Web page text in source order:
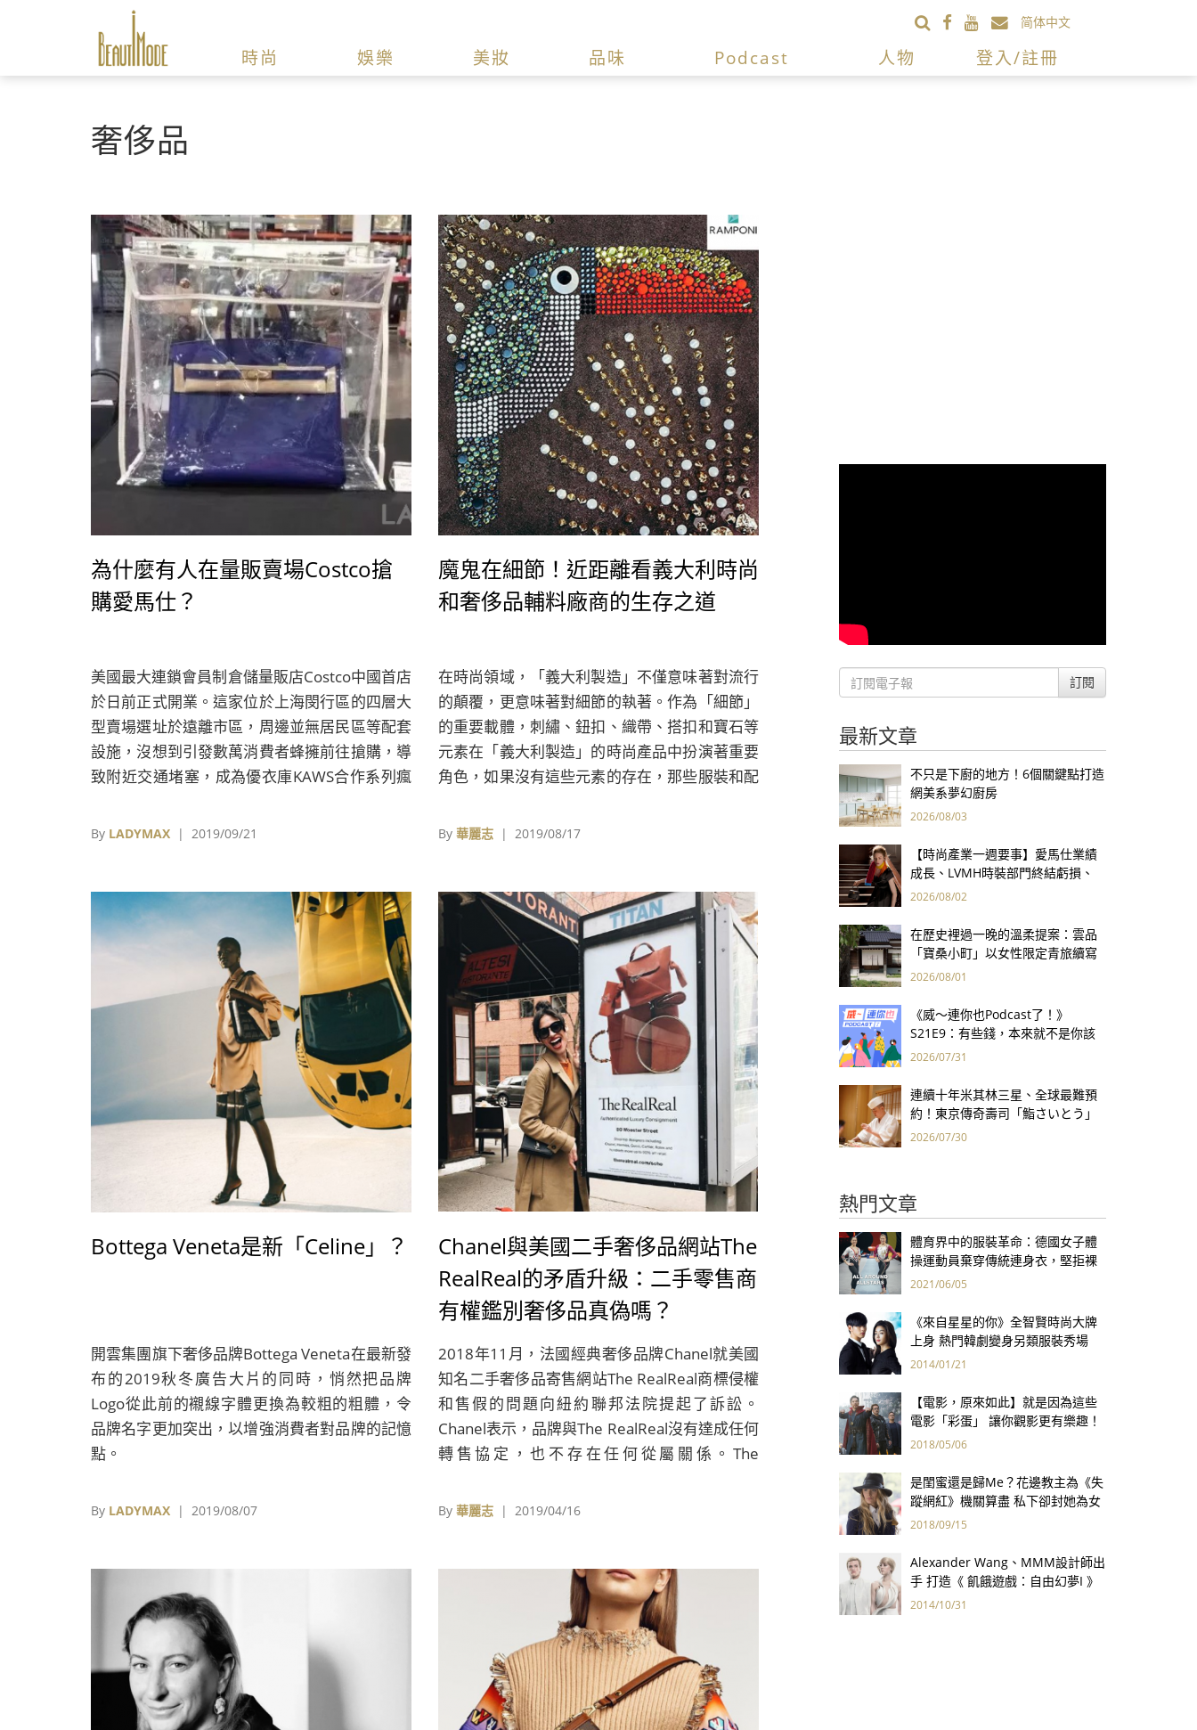
简体中文
時尚 娛樂 美妝 品味 Podcast 人物 登入/註冊
奢侈品
為什麼有人在量販賣場Costco搶
購愛馬仕？
美國最大連鎖會員制倉儲量販店Costco中國首店
於日前正式開業。這家位於上海閔行區的四層大
型賣場選址於遠離市區，周邊並無居民區等配套
設施，沒想到引發數萬消費者蜂擁前往搶購，導
致附近交通堵塞，成為優衣庫KAWS合作系列瘋
By LADYMAX | 2019/09/21
魔鬼在細節！近距離看義大利時尚
和奢侈品輔料廠商的生存之道
在時尚領域，「義大利製造」不僅意味著對流行
的顛覆，更意味著對細節的執著。作為「細節」
的重要載體，刺繡、鈕扣、織帶、搭扣和寶石等
元素在「義大利製造」的時尚產品中扮演著重要
角色，如果沒有這些元素的存在，那些服裝和配
造層面的「基因」也將有所折損。
By 華麗志 | 2019/08/17
Bottega Veneta是新「Celine」？
開雲集團旗下奢侈品牌Bottega Veneta在最新發
布的2019秋冬廣告大片的同時，悄然把品牌
Logo從此前的襯線字體更換為較粗的粗體，令
品牌名字更加突出，以增強消費者對品牌的記憶
點。
By LADYMAX | 2019/08/07
Chanel與美國二手奢侈品網站The
RealReal的矛盾升級：二手零售商
有權鑑別奢侈品真偽嗎？
2018年11月，法國經典奢侈品牌Chanel就美國
知名二手奢侈品寄售網站The RealReal商標侵權
和售假的問題向紐約聯邦法院提起了訴訟。
Chanel表示，品牌與The RealReal沒有達成任何
轉售協定，也不存在任何從屬關係。The
其轉售行為獲得了Chanel的批准，但其實只是用
By 華麗志 | 2019/04/16
訂閱
最新文章
不只是下廚的地方！6個關鍵點打造
網美系夢幻廚房
2026/08/03
【時尚產業一週要事】愛馬仕業績
成長、LVMH時裝部門終結虧損、
Kering轉型策略初現成效、Prada
2026/08/02
在歷史裡過一晚的溫柔提案：雲品
「寶桑小町」以女性限定青旅續寫
台東老屋記憶
2026/08/01
《威～連你也Podcast了！》
S21E9：有些錢，本來就不是你該
賺的——讀《一個投機者的告白》
2026/07/31
連續十年米其林三星、全球最難預
約！東京傳奇壽司「鮨さいとう」
為何破例首度來台？
2026/07/30
熱門文章
體育界中的服裝革命：德國女子體
操運動員棄穿傳統連身衣，堅拒裸
露成性幻想對象
2021/06/05
《來自星星的你》全智賢時尚大牌
上身 熱門韓劇變身另類服裝秀場
2014/01/21
【電影，原來如此】就是因為這些
電影「彩蛋」 讓你觀影更有樂趣！
2018/05/06
是閨蜜還是歸Me？花邊教主為《失
蹤網紅》機關算盡 私下卻封她為女
版萊恩雷諾斯
2018/09/15
Alexander Wang、MMM設計師出
手 打造《 飢餓遊戲：自由幻夢I 》
未來風時尚造型
2014/10/31